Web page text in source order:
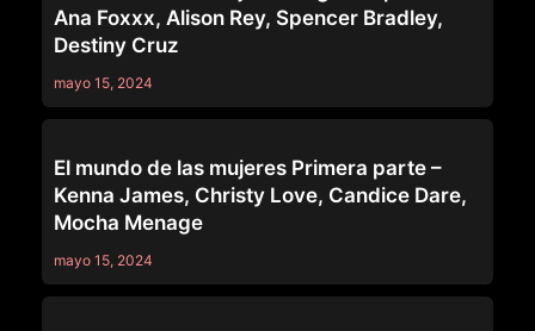
Ana Foxxx, Alison Rey, Spencer Bradley,
Destiny Cruz
mayo 15, 2024
El mundo de las mujeres Primera parte –
Kenna James, Christy Love, Candice Dare,
Mocha Menage
mayo 15, 2024